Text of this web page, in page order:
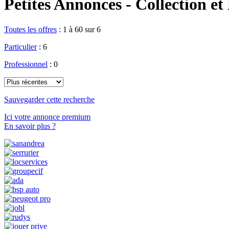
Petites Annonces - Collection
Toutes les offres : 1 à 60 sur 6
Particulier: 6
Professionnel : 0
Sauvegarder cette recherche
Ici votre annonce premium
En savoir plus ?